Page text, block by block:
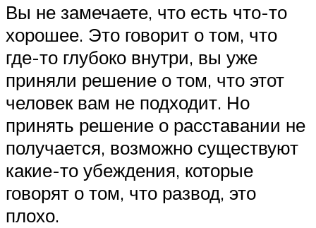
Вы не замечаете, что есть что-то
хорошее. Это говорит о том, что
где-то глубоко внутри, вы уже
приняли решение о том, что этот
человек вам не подходит. Но
принять решение о расставании не
получается, возможно существуют
какие-то убеждения, которые
говорят о том, что развод, это
плохо.